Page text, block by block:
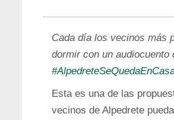
Cada día los vecinos más
dormir con un audiocuento
Esta es una de las
vecinos de Alpedrete